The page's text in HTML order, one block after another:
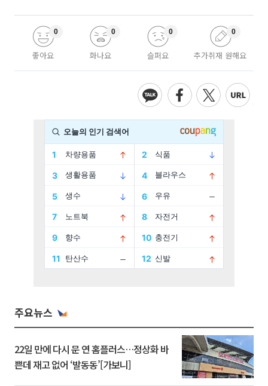
좋아요
0
화나요
0
슬퍼요
0
추가취재 원해요
0
주요뉴스
22일 만에 다시 문 연 홈플러스…정상화 바
쁜데 재고 없어 ‘발동동’[가보니]